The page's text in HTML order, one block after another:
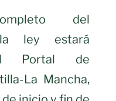
del
ley estará
Portal de
La Mancha,